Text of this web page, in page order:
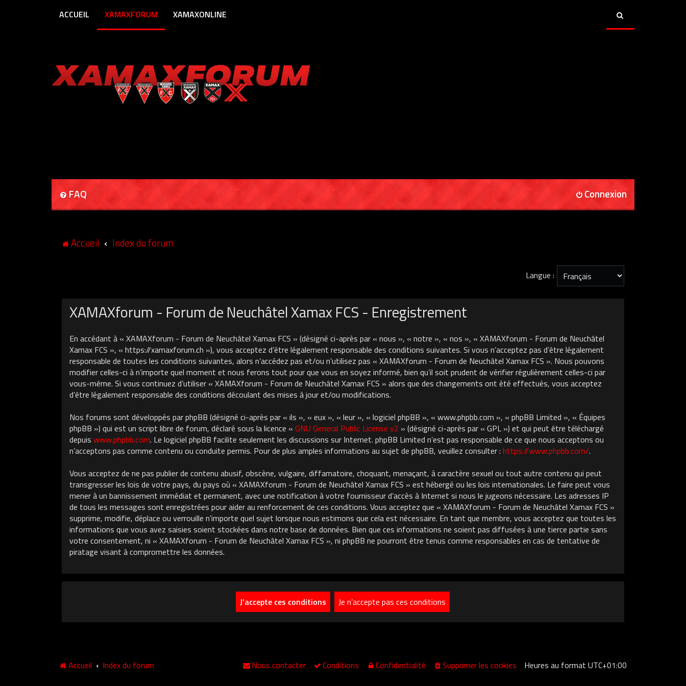
ACCUEIL XAMAXFORUM XAMAXONLINE
FAQ Connexion
Accueil Index du forum
Langue :
XAMAXforum - Forum de Neuchâtel Xamax FCS - Enregistrement
En accédant à « XAMAXforum - Forum de Neuchâtel Xamax FCS » (désigné ci-après par « nous », « notre », « nos », « XAMAXforum - Forum de Neuchâtel
Xamax FCS », « https://xamaxforum.ch »), vous acceptez d’être légalement responsable des conditions suivantes. Si vous n’acceptez pas d’être légalement
responsable de toutes les conditions suivantes, alors n’accédez pas et/ou n’utilisez pas « XAMAXforum - Forum de Neuchâtel Xamax FCS ». Nous pouvons
modifier celles-ci à n’importe quel moment et nous ferons tout pour que vous en soyez informé, bien qu’il soit prudent de vérifier régulièrement celles-ci par
vous-même. Si vous continuez d’utiliser « XAMAXforum - Forum de Neuchâtel Xamax FCS » alors que des changements ont été effectués, vous acceptez
d’être légalement responsable des conditions découlant des mises à jour et/ou modifications.
Nos forums sont développés par phpBB (désigné ci-après par « ils », « eux », « leur », « logiciel phpBB », « www.phpbb.com », « phpBB Limited », « Équipes
phpBB ») qui est un script libre de forum, déclaré sous la licence « GNU General Public License v2 » (désigné ci-après par « GPL ») et qui peut être téléchargé
depuis www.phpbb.com. Le logiciel phpBB facilite seulement les discussions sur Internet. phpBB Limited n’est pas responsable de ce que nous acceptons ou
n’acceptons pas comme contenu ou conduite permis. Pour de plus amples informations au sujet de phpBB, veuillez consulter : https://www.phpbb.com/.
Vous acceptez de ne pas publier de contenu abusif, obscène, vulgaire, diffamatoire, choquant, menaçant, à caractère sexuel ou tout autre contenu qui peut
transgresser les lois de votre pays, du pays où « XAMAXforum - Forum de Neuchâtel Xamax FCS » est hébergé ou les lois internationales. Le faire peut vous
mener à un bannissement immédiat et permanent, avec une notification à votre fournisseur d’accès à Internet si nous le jugeons nécessaire. Les adresses IP
de tous les messages sont enregistrées pour aider au renforcement de ces conditions. Vous acceptez que « XAMAXforum - Forum de Neuchâtel Xamax FCS »
supprime, modifie, déplace ou verrouille n’importe quel sujet lorsque nous estimons que cela est nécessaire. En tant que membre, vous acceptez que toutes les
informations que vous avez saisies soient stockées dans notre base de données. Bien que ces informations ne soient pas diffusées à une tierce partie sans
votre consentement, ni « XAMAXforum - Forum de Neuchâtel Xamax FCS », ni phpBB ne pourront être tenus comme responsables en cas de tentative de
piratage visant à compromettre les données.
Accueil Index du forum Heures au formatUTC+01:00
Supprimer les cookies
Confidentialité
Conditions
Nous contacter